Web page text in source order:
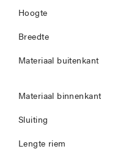
Hoogte
Breedte
Materiaal buitenkant
Materiaal binnenkant
Sluiting
Lengte riem